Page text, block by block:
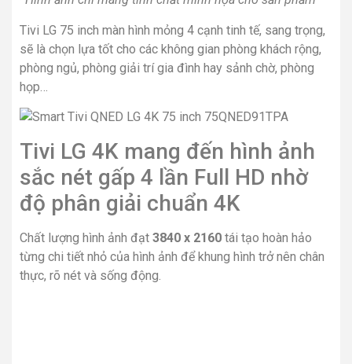
Tivi LG 75 inch màn hình mỏng 4 cạnh tinh tế, sang trọng,
sẽ là chọn lựa tốt cho các không gian phòng khách rộng,
phòng ngủ, phòng giải trí gia đình hay sảnh chờ, phòng
họp…
Tivi LG 4K mang đến hình ảnh
sắc nét gấp 4 lần Full HD nhờ
độ phân giải chuẩn 4K
Chất lượng hình ảnh đạt 3840 x 2160 tái tạo hoàn hảo
từng chi tiết nhỏ của hình ảnh để khung hình trở nên chân
thực, rõ nét và sống động.